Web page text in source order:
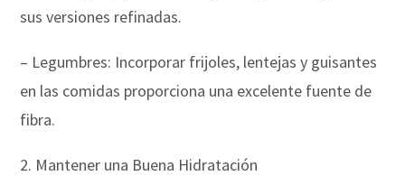
sus versiones refinadas.
– Legumbres: Incorporar frijoles, lentejas y guisantes
en las comidas proporciona una excelente fuente de
fibra.
2. Mantener una Buena Hidratación